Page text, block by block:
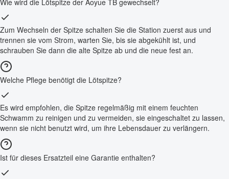
Zum Wechseln der Spitze schalten Sie die Station zuerst aus und
trennen sie vom Strom, warten Sie, bis sie abgekühlt ist, und
schrauben Sie dann die alte Spitze ab und die neue fest an.
Welche Pflege benötigt die Lötspitze?
Es wird empfohlen, die Spitze regelmäßig mit einem feuchten
Schwamm zu reinigen und zu vermeiden, sie eingeschaltet zu lassen,
wenn sie nicht benutzt wird, um ihre Lebensdauer zu verlängern.
Ist für dieses Ersatzteil eine Garantie enthalten?